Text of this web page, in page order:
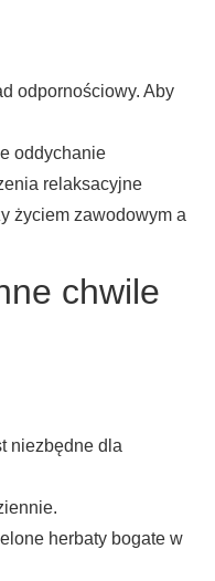
odpornościowy. Aby
oddychanie
relaksacyjne
życiem zawodowym a
chwile
niezbędne dla
herbaty bogate w